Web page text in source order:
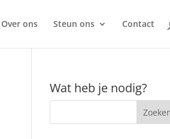
Over ons Steun ons Contact
Wat heb je nodig?